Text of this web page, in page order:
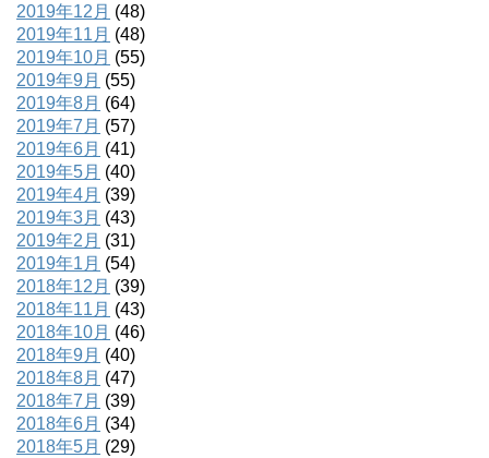
2019年12月 (48)
2019年11月 (48)
2019年10月 (55)
2019年9月 (55)
2019年8月 (64)
2019年7月 (57)
2019年6月 (41)
2019年5月 (40)
2019年4月 (39)
2019年3月 (43)
2019年2月 (31)
2019年1月 (54)
2018年12月 (39)
2018年11月 (43)
2018年10月 (46)
2018年9月 (40)
2018年8月 (47)
2018年7月 (39)
2018年6月 (34)
2018年5月 (29)